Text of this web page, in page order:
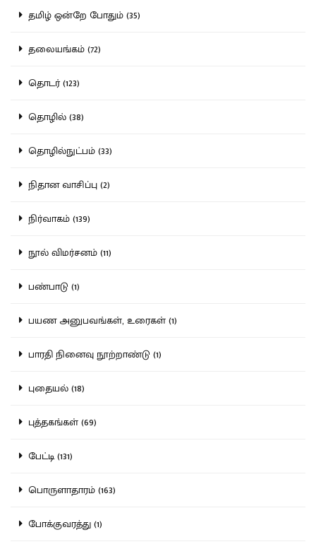
தமிழ் ஒன்றே போதும் (35)
தலையங்கம் (72)
தொடர் (123)
தொழில் (38)
தொழில்நுட்பம் (33)
நிதான வாசிப்பு (2)
நிர்வாகம் (139)
நூல் விமர்சனம் (11)
பண்பாடு (1)
பயண அனுபவங்கள், உரைகள் (1)
பாரதி நினைவு நூற்றாண்டு (1)
புதையல் (18)
புத்தகங்கள் (69)
பேட்டி (131)
பொருளாதாரம் (163)
போக்குவரத்து (1)